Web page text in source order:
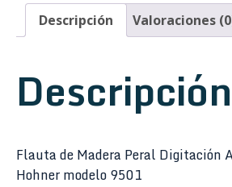
Digitación
Alemana
piezas
cantidad
Descripción Valoraciones
Descripción
Flauta de Madera Peral Digitación
Hohner modelo 9501